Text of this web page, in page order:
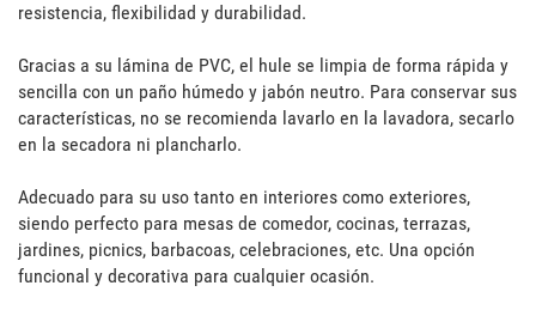
resistencia, flexibilidad y durabilidad.
Gracias a su lámina de PVC, el hule se limpia de forma rápida y
sencilla con un paño húmedo y jabón neutro. Para conservar sus
características, no se recomienda lavarlo en la lavadora, secarlo
en la secadora ni plancharlo.
Adecuado para su uso tanto en interiores como exteriores,
siendo perfecto para mesas de comedor, cocinas, terrazas,
jardines, picnics, barbacoas, celebraciones, etc. Una opción
funcional y decorativa para cualquier ocasión.